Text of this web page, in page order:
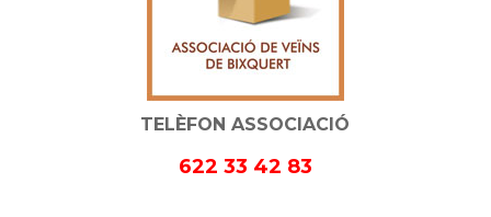
TELÈFON ASSOCIACIÓ
622 33 42 83